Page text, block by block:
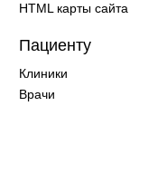
HTML карты сайта
Пациенту
Клиники
Врачи